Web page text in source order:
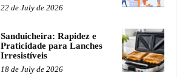
22 de July de 2026
Sanduicheira: Rapidez e
Praticidade para Lanches
Irresistíveis
18 de July de 2026